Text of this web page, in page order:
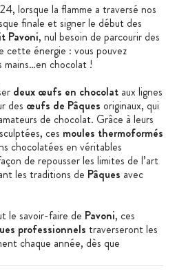
lorsque la flamme a traversé nos
finale et signer le début des
Pavoni, nul besoin de parcourir des
cette énergie : vous pouvez
mains…en chocolat !
deux œufs en chocolat aux lignes
des œufs de Pâques originaux, qui
de chocolat. Grâce à leurs
ces moules thermoformés
chocolatées en véritables
de repousser les limites de l’art
les traditions de Pâques avec
le savoir-faire de Pavoni, ces
professionnels traverseront les
chaque année, dès que